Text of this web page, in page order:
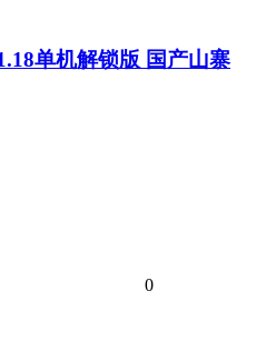
单机解锁版 国产山寨
0